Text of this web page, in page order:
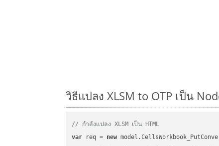
วิธีแปลง XLSM to OTP เป็น
// กำลังแปลง XLSM เป็น HTML
var req = new